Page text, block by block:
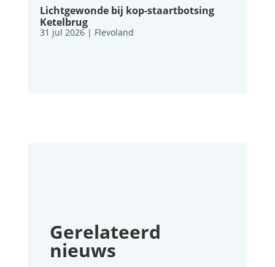
Lichtgewonde bij kop-staartbotsing
Ketelbrug
31 jul 2026| Flevoland
Gerelateerd
nieuws